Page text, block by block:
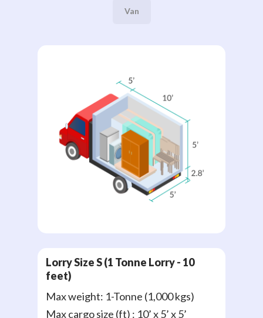
Van
Lorry Size S (1 Tonne Lorry - 10
feet)
Max weight: 1-Tonne (1,000 kgs)
Max cargo size (ft) : 10’ x 5’ x 5’